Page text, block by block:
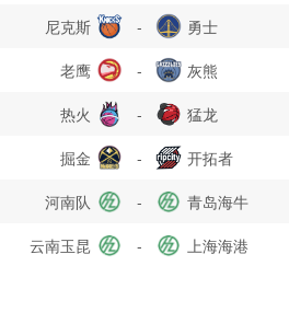
尼克斯 - 勇士
老鹰 - 灰熊
热火 - 猛龙
掘金 - 开拓者
河南队 - 青岛海牛
云南玉昆 - 上海海港